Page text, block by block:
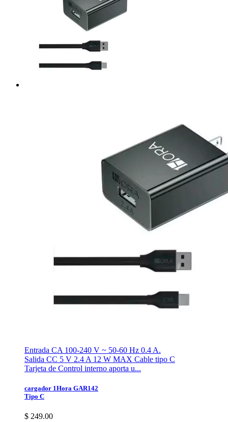
Entrada CA 100-240 V ~ 50-60 Hz 0.4 A.
Salida CC 5 V 2.4 A 12 W MAX Cable tipo C
Tarjeta de Control interno aporta u...
cargador 1Hora GAR142
Tipo C
$ 249.00